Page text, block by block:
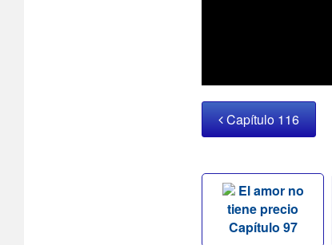
Capítulo 116
El amor no
tiene precio
Capítulo 97